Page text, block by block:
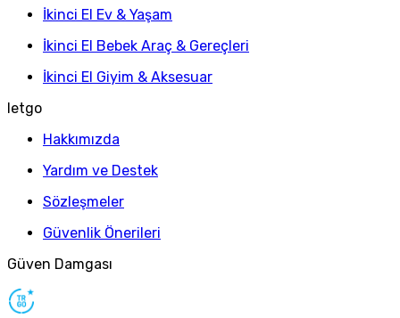
İkinci El Ev & Yaşam
İkinci El Bebek Araç & Gereçleri
İkinci El Giyim & Aksesuar
letgo
Hakkımızda
Yardım ve Destek
Sözleşmeler
Güvenlik Önerileri
Güven Damgası